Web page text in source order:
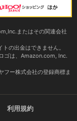
またはその関連会社
の出金はできません。
ゴは、Amazon.com, Inc.
フー株式会社の登録商標ま
利用規約